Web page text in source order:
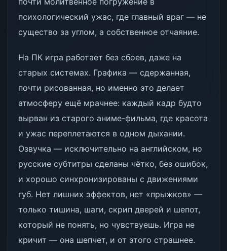
психологический ужас, где главный враг — не
существо за углом, а собственное отчаяние.
На ПК игра работает без сбоев, даже на
старых системах. Графика — сдержанная,
почти рисованная, но именно это делает
атмосферу ещё мрачнее: каждый кадр будто
вырван из старого аниме-фильма, где красота
и ужас переплетаются в одном дыхании.
Озвучка — исключительно на английском, но
русские субтитры сделаны чётко, без ошибок,
и хорошо синхронизированы с движениями
губ. Нет лишних эффектов, нет «прыжков» —
только тишина, шаги, скрип дверей и шепот,
который не понять, но чувствуешь. Игра не
кричит — она шепчет, и от этого страшнее.